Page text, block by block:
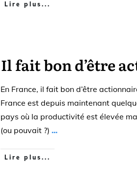
Lire plus...
Il fait bon d’être
En France, il fait bon d’être
France est depuis maintenant
pays où la productivité est élevée
(ou pouvait ?) ...
Lire plus...